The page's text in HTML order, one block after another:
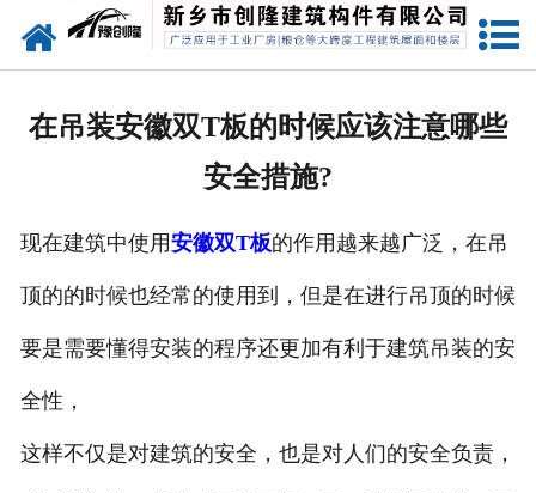
网站首页
资质荣誉
联系我们
在吊装安徽双T板的时候应该注意哪些
安全措施?
现在建筑中使用安徽双T板的作用越来越广泛，在吊
顶的的时候也经常的使用到，但是在进行吊顶的时候
要是需要懂得安装的程序还更加有利于建筑吊装的安
全性，
这样不仅是对建筑的安全，也是对人们的安全负责，